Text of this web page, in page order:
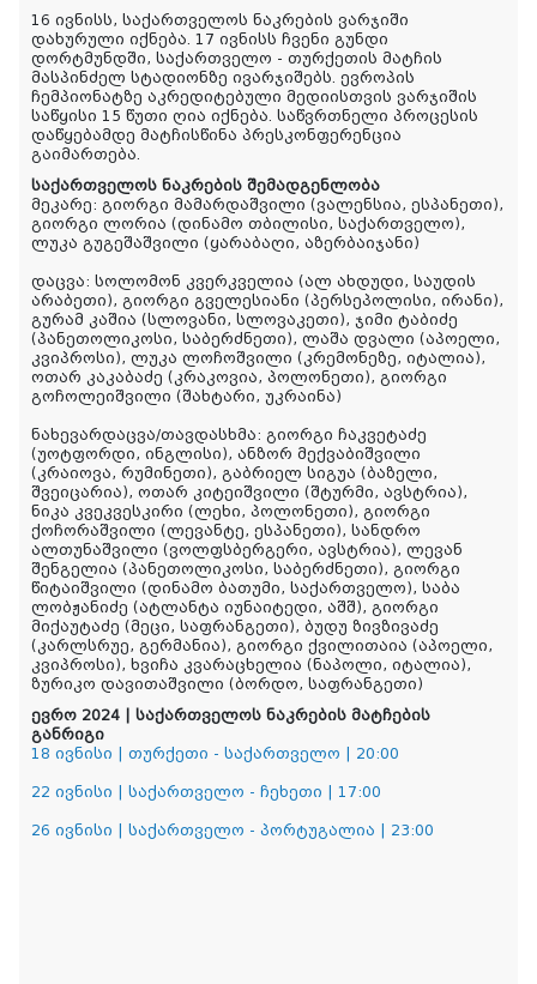
16 ივნისს, საქართველოს ნაკრების ვარჯიში
დახურული იქნება. 17 ივნისს ჩვენი გუნდი
დორტმუნდში, საქართველო - თურქეთის მატჩის
მასპინძელ სტადიონზე ივარჯიშებს. ევროპის
ჩემპიონატზე აკრედიტებული მედიისთვის ვარჯიშის
საწყისი 15 წუთი ღია იქნება. საწვრთნელი პროცესის
დაწყებამდე მატჩისწინა პრესკონფერენცია
გაიმართება.
საქართველოს ნაკრების შემადგენლობა
მეკარე: გიორგი მამარდაშვილი (ვალენსია, ესპანეთი),
გიორგი ლორია (დინამო თბილისი, საქართველო),
ლუკა გუგეშაშვილი (ყარაბაღი, აზერბაიჯანი)
დაცვა: სოლომონ კვერკველია (ალ ახდუდი, საუდის
არაბეთი), გიორგი გველესიანი (პერსეპოლისი, ირანი),
გურამ კაშია (სლოვანი, სლოვაკეთი), ჯიმი ტაბიძე
(პანეთოლიკოსი, საბერძნეთი), ლაშა დვალი (აპოელი,
კვიპროსი), ლუკა ლოჩოშვილი (კრემონეზე, იტალია),
ოთარ კაკაბაძე (კრაკოვია, პოლონეთი), გიორგი
გოჩოლეიშვილი (შახტარი, უკრაინა)
ნახევარდაცვა/თავდასხმა: გიორგი ჩაკვეტაძე
(უოტფორდი, ინგლისი), ანზორ მექვაბიშვილი
(კრაიოვა, რუმინეთი), გაბრიელ სიგუა (ბაზელი,
შვეიცარია), ოთარ კიტეიშვილი (შტურმი, ავსტრია),
ნიკა კვეკვესკირი (ლეხი, პოლონეთი), გიორგი
ქოჩორაშვილი (ლევანტე, ესპანეთი), სანდრო
ალთუნაშვილი (ვოლფსბერგერი, ავსტრია), ლევან
შენგელია (პანეთოლიკოსი, საბერძნეთი), გიორგი
წიტაიშვილი (დინამო ბათუმი, საქართველო), საბა
ლობჟანიძე (ატლანტა იუნაიტედი, აშშ), გიორგი
მიქაუტაძე (მეცი, საფრანგეთი), ბუდუ ზივზივაძე
(კარლსრუე, გერმანია), გიორგი ქვილითაია (აპოელი,
კვიპროსი), ხვიჩა კვარაცხელია (ნაპოლი, იტალია),
ზურიკო დავითაშვილი (ბორდო, საფრანგეთი)
ევრო 2024 | საქართველოს ნაკრების მატჩების
განრიგი
18 ივნისი | თურქეთი - საქართველო | 20:00
22 ივნისი | საქართველო - ჩეხეთი | 17:00
26 ივნისი | საქართველო - პორტუგალია | 23:00